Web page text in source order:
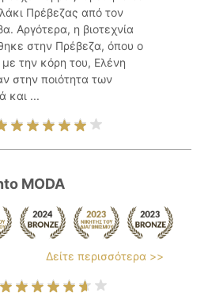
Πρέβεζας από τον
Αργότερα, η βιοτεχνία
στην Πρέβεζα, όπου ο
την κόρη του, Ελένη
στην ποιότητα των
και ...
MODA
Δείτε περισσότερα >>